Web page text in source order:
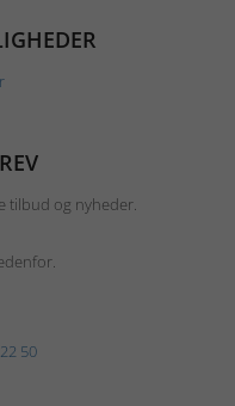
tilbud og nyheder.
50